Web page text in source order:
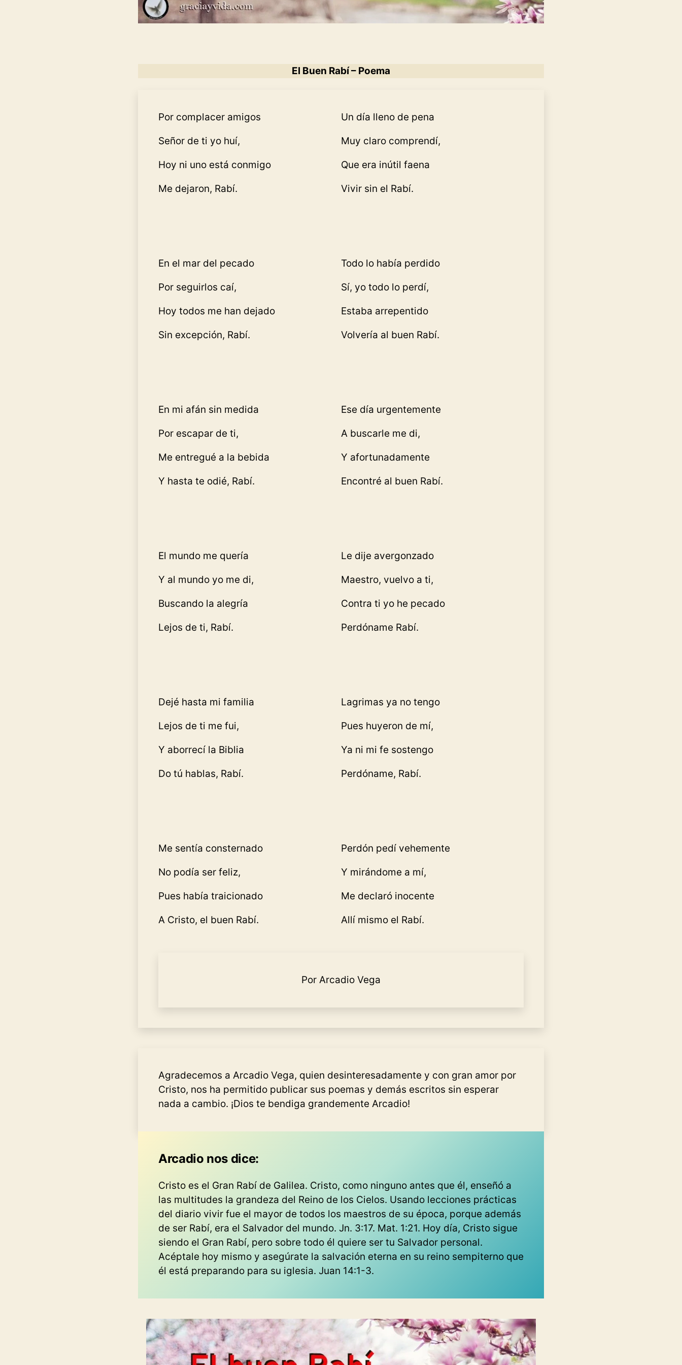
El Buen Rabí – Poema
Por complacer amigos
Señor de ti yo huí,
Hoy ni uno está conmigo
Me dejaron, Rabí.
En el mar del pecado
Por seguirlos caí,
Hoy todos me han dejado
Sin excepción, Rabí.
En mi afán sin medida
Por escapar de ti,
Me entregué a la bebida
Y hasta te odié, Rabí.
El mundo me quería
Y al mundo yo me di,
Buscando la alegría
Lejos de ti, Rabí.
Dejé hasta mi familia
Lejos de ti me fui,
Y aborrecí la Biblia
Do tú hablas, Rabí.
Me sentía consternado
No podía ser feliz,
Pues había traicionado
A Cristo, el buen Rabí.
Un día lleno de pena
Muy claro comprendí,
Que era inútil faena
Vivir sin el Rabí.
Todo lo había perdido
Sí, yo todo lo perdí,
Estaba arrepentido
Volvería al buen Rabí.
Ese día urgentemente
A buscarle me di,
Y afortunadamente
Encontré al buen Rabí.
Le dije avergonzado
Maestro, vuelvo a ti,
Contra ti yo he pecado
Perdóname Rabí.
Lagrimas ya no tengo
Pues huyeron de mí,
Ya ni mi fe sostengo
Perdóname, Rabí.
Perdón pedí vehemente
Y mirándome a mí,
Me declaró inocente
Allí mismo el Rabí.
Por Arcadio Vega
Agradecemos a Arcadio Vega, quien desinteresadamente y con gran amor por
Cristo, nos ha permitido publicar sus poemas y demás escritos sin esperar
nada a cambio. ¡Dios te bendiga grandemente Arcadio!
Arcadio nos dice:
Cristo es el Gran Rabí de Galilea. Cristo, como ninguno antes que él, enseñó a
las multitudes la grandeza del Reino de los Cielos. Usando lecciones prácticas
del diario vivir fue el mayor de todos los maestros de su época, porque además
de ser Rabí, era el Salvador del mundo. Jn. 3:17. Mat. 1:21. Hoy día, Cristo sigue
siendo el Gran Rabí, pero sobre todo él quiere ser tu Salvador personal.
Acéptale hoy mismo y asegúrate la salvación eterna en su reino sempiterno que
él está preparando para su iglesia. Juan 14:1-3.